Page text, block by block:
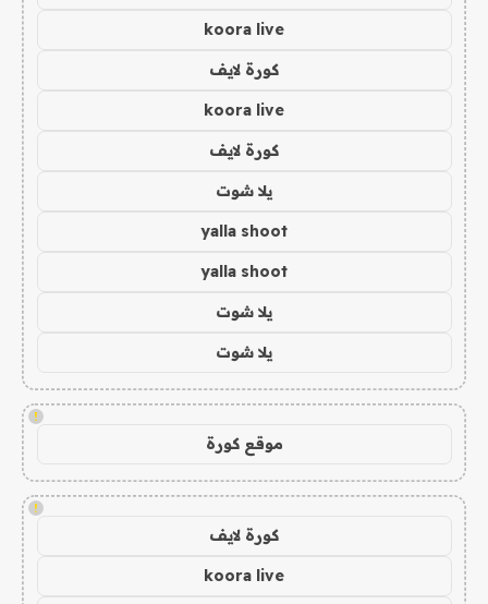
koora live
كورة لايف
koora live
كورة لايف
يلا شوت
yalla shoot
yalla shoot
يلا شوت
يلا شوت
!
موقع كورة
!
كورة لايف
koora live